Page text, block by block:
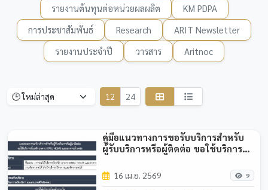
รายงานต้นทุนต่อหน่วยผลผลิต
KM PDPA
การประชาสัมพันธ์
Research
ARIT Newsletter
รายงานประจำปี
วารสาร Aritnoc
12 24
คู่มือแนวทางการขอรับบริการสำหรับ
ผู้รับบริการหรือผู้ติดต่อ ขอใช้บริการ
น้ำเพชร
16 เม.ย. 2569 9